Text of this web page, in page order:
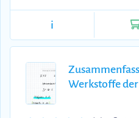
Modulhandbuch.
i
Werkstoffe